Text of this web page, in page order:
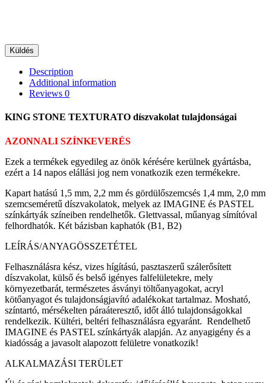
Küldés
Description
Additional information
Reviews 0
KING STONE TEXTURATO díszvakolat tulajdonságai
AZONNALI SZÍNKEVERÉS
Ezek a termékek egyedileg az önök kérésére kerülnek gyártásba,
ezért a 14 napos elállási jog nem vonatkozik ezen termékekre.
Kapart hatású 1,5 mm, 2,2 mm és gördülőszemcsés 1,4 mm, 2,0 mm
szemcseméretű díszvakolatok, melyek az IMAGINE és PASTEL
színkártyák színeiben rendelhetők. Glettvassal, műanyag símítóval
felhordhatók. Két bázisban kaphatók (B1, B2)
LEÍRÁS/ANYAGÖSSZETÉTEL
Felhasználásra kész, vizes hígítású, pasztaszerű szálerősített
díszvakolat, külső és belső igényes falfelületekre, mely
környezetbarát, természetes ásványi töltőanyagokat, acryl
kötőanyagot és tulajdonságjavító adalékokat tartalmaz. Mosható,
színtartó, mérsékelten páraáteresztő, időt álló tulajdonságokkal
rendelkezik. Kültéri, beltéri felhasználásra egyaránt. Rendelhető
IMAGINE és PASTEL színkártyák alapján. Az anyagigény és a
kiadósság a javasolt alapozott felületre vonatkozik!
ALKALMAZÁSI TERÜLET